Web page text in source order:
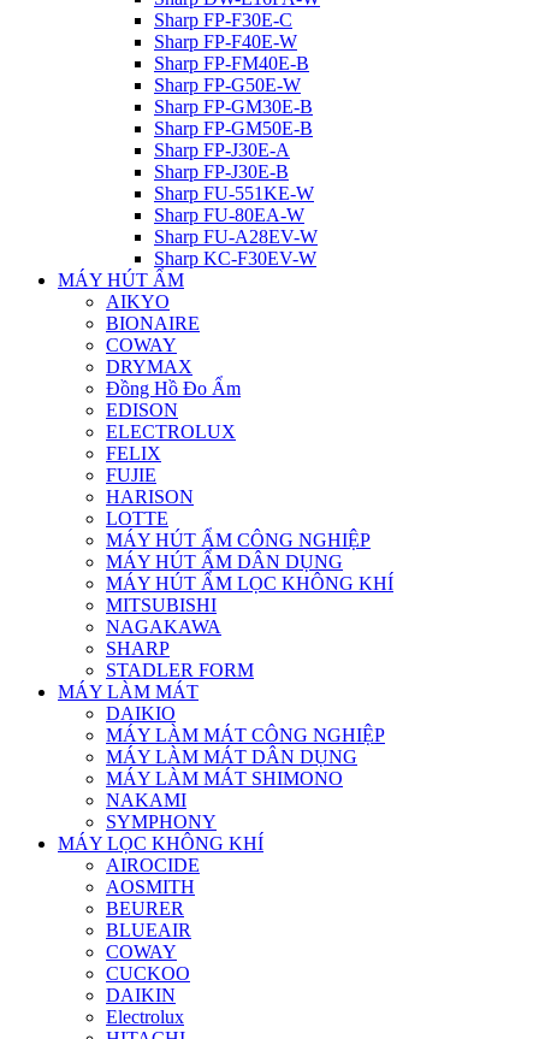
Sharp FP-F30E-C
Sharp FP-F40E-W
Sharp FP-FM40E-B
Sharp FP-G50E-W
Sharp FP-GM30E-B
Sharp FP-GM50E-B
Sharp FP-J30E-A
Sharp FP-J30E-B
Sharp FU-551KE-W
Sharp FU-80EA-W
Sharp FU-A28EV-W
Sharp KC-F30EV-W
MÁY HÚT ẨM
AIKYO
BIONAIRE
COWAY
DRYMAX
Đồng Hồ Đo Ẩm
EDISON
ELECTROLUX
FELIX
FUJIE
HARISON
LOTTE
MÁY HÚT ẨM CÔNG NGHIỆP
MÁY HÚT ẨM DÂN DỤNG
MÁY HÚT ẨM LỌC KHÔNG KHÍ
MITSUBISHI
NAGAKAWA
SHARP
STADLER FORM
MÁY LÀM MÁT
DAIKIO
MÁY LÀM MÁT CÔNG NGHIỆP
MÁY LÀM MÁT DÂN DỤNG
MÁY LÀM MÁT SHIMONO
NAKAMI
SYMPHONY
MÁY LỌC KHÔNG KHÍ
AIROCIDE
AOSMITH
BEURER
BLUEAIR
COWAY
CUCKOO
DAIKIN
Electrolux